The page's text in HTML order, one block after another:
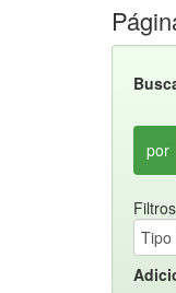
por